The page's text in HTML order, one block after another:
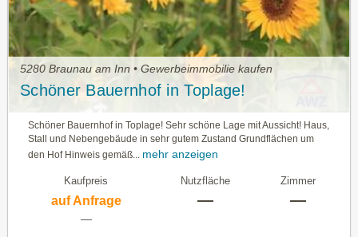
5280 Braunau am Inn • Gewerbeimmobilie kaufen
Schöner Bauernhof in Toplage!
Schöner Bauernhof in Toplage! Sehr schöne Lage mit Aussicht! Haus,
Stall und Nebengebäude in sehr gutem Zustand Grundflächen um
den Hof Hinweis gemäß... mehr anzeigen
Kaufpreis
auf Anfrage
—
Nutzfläche
—
Zimmer
—